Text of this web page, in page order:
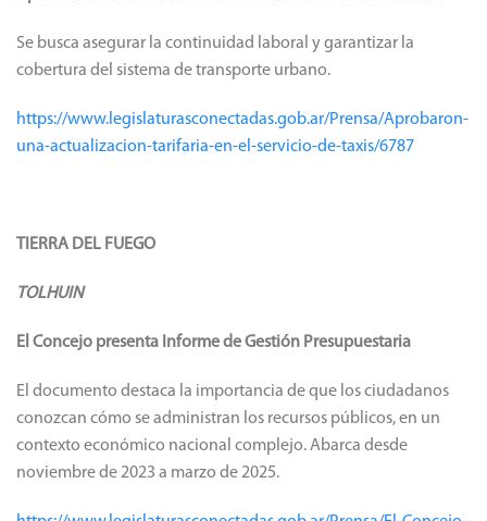
Se busca asegurar la continuidad laboral y garantizar la
cobertura del sistema de transporte urbano.
https://www.legislaturasconectadas.gob.ar/Prensa/Aprobaron-
una-actualizacion-tarifaria-en-el-servicio-de-taxis/6787
TIERRA DEL FUEGO
TOLHUIN
El Concejo presenta Informe de Gestión Presupuestaria
El documento destaca la importancia de que los ciudadanos
conozcan cómo se administran los recursos públicos, en un
contexto económico nacional complejo. Abarca desde
noviembre de 2023 a marzo de 2025.